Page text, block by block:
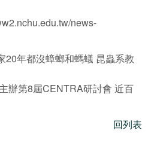
news-
20年都沒蟑螂和螞蟻 昆蟲系教
辦第8屆CENTRA研討會 近百
回列表